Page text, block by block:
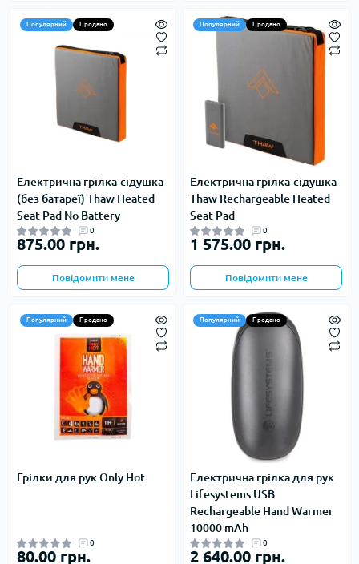
Популярний Продано
Електрична грілка-сідушка
(без батареї) Thaw Heated
Seat Pad No Battery
0
875.00 грн.
Повідомити мене
Популярний Продано
Електрична грілка-сідушка
Thaw Rechargeable Heated
Seat Pad
0
1 575.00 грн.
Повідомити мене
Популярний Продано
Грілки для рук Only Hot
0
80.00 грн.
Популярний Продано
Електрична грілка для рук
Lifesystems USB
Rechargeable Hand Warmer
10000 mAh
0
2 640.00 грн.